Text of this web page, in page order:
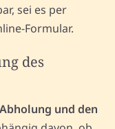
sei es per
Formular.
des
Abholung und den